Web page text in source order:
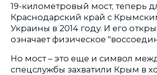
19-километровый мост, теперь
Краснодарский край с
Украины в 2014 году. И его
означает физическое
Но мост – это еще и символ
спецслужбы захватили Крым в